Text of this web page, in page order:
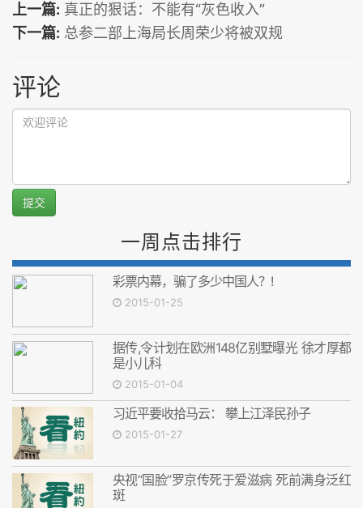
上一篇: 真正的狠话：不能有“灰色收入”
下一篇: 总参二部上海局长周荣少将被双规
评论
提交
一周点击排行
彩票内幕，骗了多少中国人？!
2015-01-25
据传,令计划在欧洲148亿别墅曝光 徐才厚都
是小儿科
2015-01-04
习近平要收拾马云： 攀上江泽民孙子
2015-01-27
央视“国脸”罗京传死于爱滋病 死前满身泛红
斑